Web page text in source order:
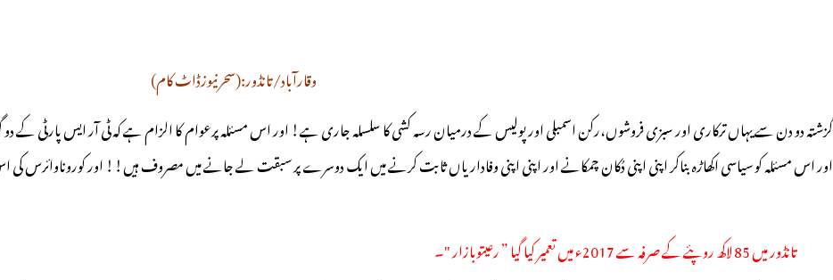
وقارآباد/تانڈور:(سحرنیوزڈاٹ کام)
گزشتہ دو دن سے یہاں ترکاری اور سبزی فروشوں،رکن اسمبلی اور پولیس کے درمیان رسہ کشی کا سلسلہ جاری ہے! اور اس مسئلہ پرعوام کا الزام ہے کہ ٹی آر ایس پارٹی کے دو
اور اس مسئلہ کو سیاسی اکھاڑہ بناکر اپنی اپنی دُکان چمکانے اور اپنی اپنی وفاداریاں ثابت کرنے میں ایک دوسرے پر سبقت لے جانے میں مصروف ہیں!! اور
تانڈور میں 85 لاکھ روپئے کے صرفہ سے 2017ء میں تعمیر کیا گیا ” رعیتوبازار "۔